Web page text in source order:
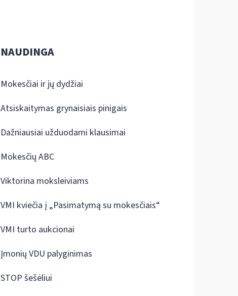
NAUDINGA
Mokesčiai ir jų dydžiai
Atsiskaitymas grynaisiais pinigais
Dažniausiai užduodami klausimai
Mokesčių ABC
Viktorina moksleiviams
VMI kviečia į „Pasimatymą su mokesčiais“
VMI turto aukcionai
Įmonių VDU palyginimas
STOP šešėliui